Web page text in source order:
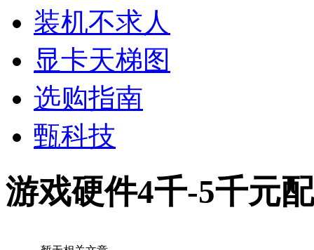
装机不求人
显卡天梯图
选购指南
甄科技
游戏硬件4千-5千元